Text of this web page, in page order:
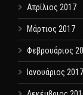
Απρίλιος 2017
Μάρτιος 2017
Φεβρουάριος
Ιανουάριος 2017